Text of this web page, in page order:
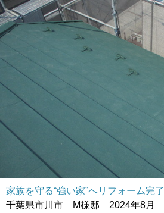
家族を守る“強い家”へリフォーム完了
千葉県市川市 M様邸 2024年8月